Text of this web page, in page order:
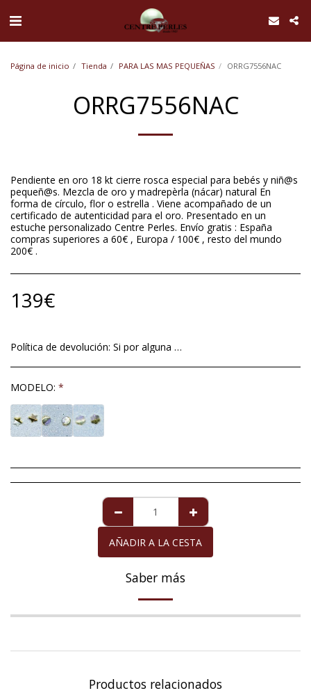
Página de inicio Tienda PARA LAS MAS PEQUEÑAS ORRG7556NAC
ORRG7556NAC
Pendiente en oro 18 kt cierre rosca especial para bebés y niñ@s
pequeñ@s. Mezcla de oro y madrepèrla (nácar) natural En
forma de círculo, flor o estrella . Viene acompañado de un
certificado de autenticidad para el oro. Presentado en un
estuche personalizado Centre Perles. Envío gratis : España
compras superiores a 60€ , Europa / 100€ , resto del mundo
200€ .
139€
Política de devolución: Si por alguna excepcional situación no está satisfech@ con el artículo que le hemos mandado, tiene un plazo máximo de 14 días a contar a partir de la fecha de entrega , para devolverlo. Imperfecciones en perlas de cultivo no será motivo aceptable de devolución ya que éstas son totalmente naturales y no se pueden alterar dándole formas redondas y perfectas. Para la perla de Mallorca que viene acompañada de la garantía de diez años, la garantía cubre cualquier defecto exclusivamente de la perla, siempre y cuando ésta haya recibido los cuidados necesarios. La devolución del importe de la compra, cuando proceda, se realizará en el mismo medio de pago con el que usted adquirió el artículo que devuelve.
MODELO: *
AÑADIR A LA CESTA
Saber más
Productos relacionados